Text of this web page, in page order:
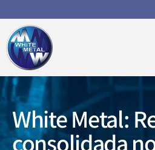
White Metal:
consolidada